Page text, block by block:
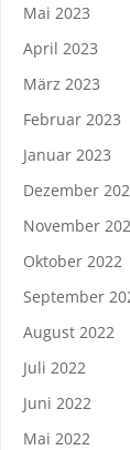
Mai 2023
April 2023
März 2023
Februar 2023
Januar 2023
Dezember
November
Oktober 2022
September
August 2022
Juli 2022
Juni 2022
Mai 2022